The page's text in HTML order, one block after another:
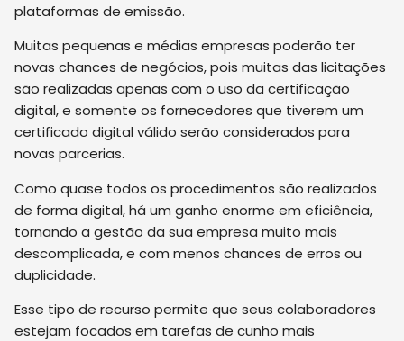
plataformas de emissão.
Muitas pequenas e médias empresas poderão ter
novas chances de negócios, pois muitas das licitações
são realizadas apenas com o uso da certificação
digital, e somente os fornecedores que tiverem um
certificado digital válido serão considerados para
novas parcerias.
Como quase todos os procedimentos são realizados
de forma digital, há um ganho enorme em eficiência,
tornando a gestão da sua empresa muito mais
descomplicada, e com menos chances de erros ou
duplicidade.
Esse tipo de recurso permite que seus colaboradores
estejam focados em tarefas de cunho mais